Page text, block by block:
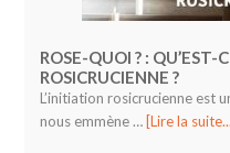
ROSE-QUOI ? : QU’EST-
ROSICRUCIENNE ?
L’initiation rosicrucienne est
nous emmène … [Lire la